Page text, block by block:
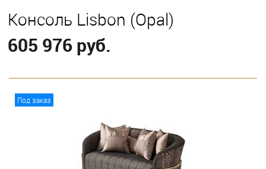
Консоль Lisbon (Opal)
605 976 руб.
Под заказ